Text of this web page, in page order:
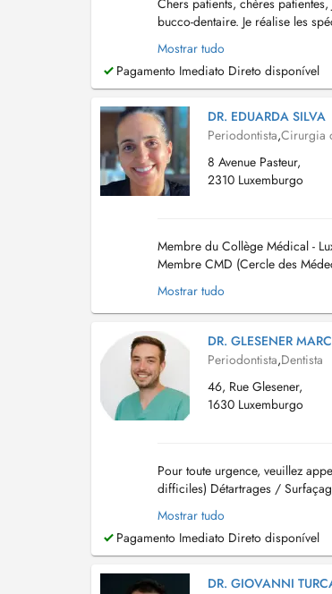
Chers patients, chères
bucco-dentaire. Je réalise les
et maintenances parodontales. -
Mostrar tudo
Pagamento Imediato Direto disponível
DR. EDUARDA SILVA
Periodontista,Cirurgia
8 Avenue Pasteur,
2310 Luxemburgo
Membre du Collège Médical -
Membre CMD (Cercle des
Médicine Dentaire / Mestre em
Mostrar tudo
DR. GLESENER MARC
Periodontista,Dentista
46, Rue Glesener,
1630 Luxemburgo
Pour toute urgence, veuillez
difficiles) Détartrages /
Endodontie Extractions ...
Mostrar tudo
Pagamento Imediato Direto disponível
DR. GIOVANNI